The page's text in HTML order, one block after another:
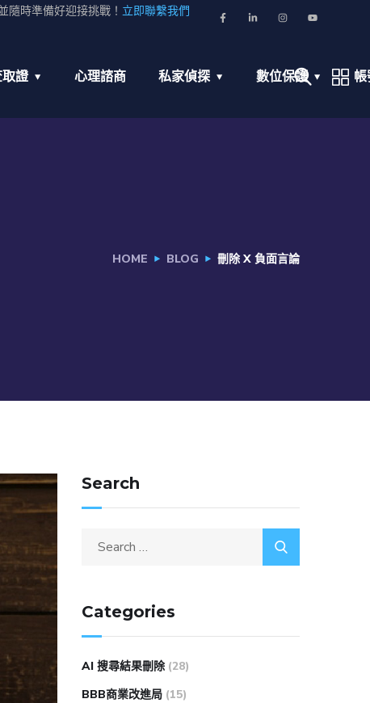
隨時準備好迎接挑戰！ 立即聯繫我們
證 心理諮商 私家偵探 數位保護
HOME BLOG 刪除 X 負面言論
Search
Categories
AI 搜尋結果刪除 (28)
BBB商業改進局 (15)